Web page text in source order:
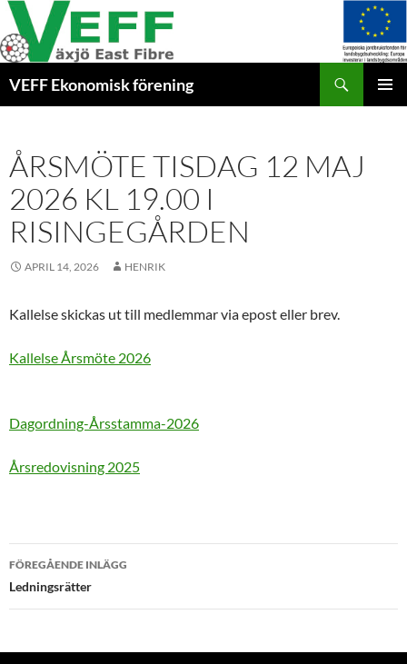
Hoppa
till
innehåll
VEFF Ekonomisk förening
ÅRSMÖTE TISDAG 12 MAJ
2026 KL 19.00 I
RISINGEGÅRDEN
APRIL 14, 2026 HENRIK
Kallelse skickas ut till medlemmar via epost eller brev.
Kallelse Årsmöte 2026
Dagordning-Årsstamma-2026
Årsredovisning 2025
Inläggsnavigering
FÖREGÅENDE INLÄGG
Ledningsrätter